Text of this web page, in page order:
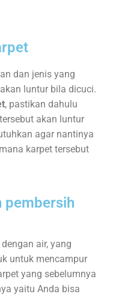
dan jenis yang
luntur bila dicuci.
, pastikan dahulu
akan luntur
agar nantinya
karpet tersebut
pembersih
air, yang
untuk mencampur
yang sebelumnya
yaitu Anda bisa